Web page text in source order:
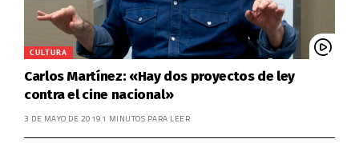
CULTURA
Carlos Martínez: «Hay dos proyectos de ley
contra el cine nacional»
3 DE MAYO DE 2019 1 MINUTOS PARA LEER